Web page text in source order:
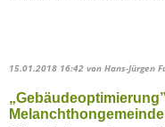
15.01.2018 16:42 von Hans-Jürgen